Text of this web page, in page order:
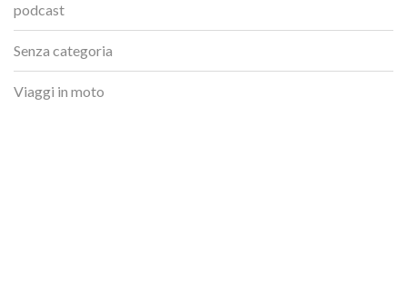
podcast
Senza categoria
Viaggi in moto